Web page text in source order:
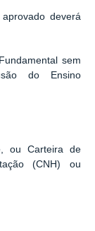
deverá
sem
do Ensino
ou Carteira de
(CNH) ou